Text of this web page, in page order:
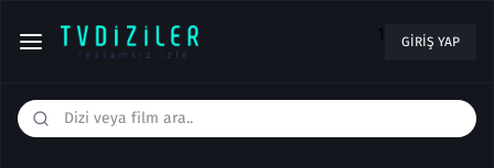
1 GIRIŞ YAP